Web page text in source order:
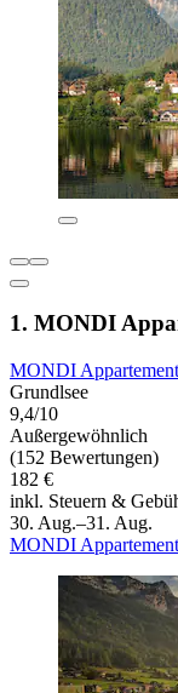
1. MONDI
MONDI
Grundlsee
9,4/10
Außergewöhnlich
(152 Bewertungen)
182 €
inkl. Steuern &
30. Aug.–31. Aug.
MONDI